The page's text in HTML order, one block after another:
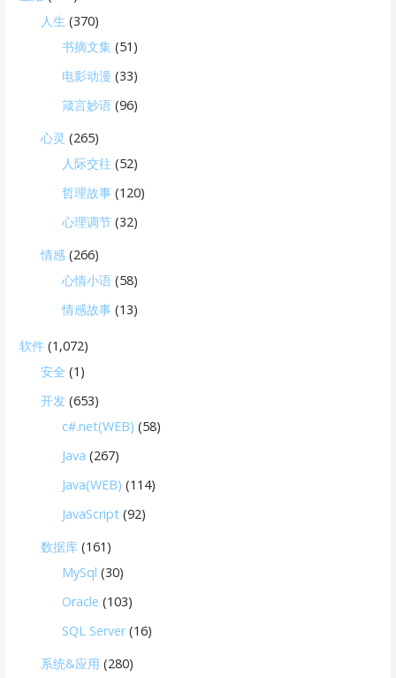
人生 (370)
书摘文集 (51)
电影动漫 (33)
箴言妙语 (96)
心灵 (265)
人际交往 (52)
哲理故事 (120)
心理调节 (32)
情感 (266)
心情小语 (58)
情感故事 (13)
软件 (1,072)
安全 (1)
开发 (653)
c#.net(WEB) (58)
Java (267)
Java(WEB) (114)
JavaScript (92)
数据库 (161)
MySql (30)
Oracle (103)
SQL Server(16)
系统&应用 (280)